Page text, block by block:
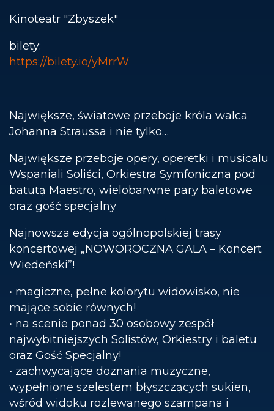
Kinoteatr "Zbyszek"
bilety:
https://bilety.io/yMrrW
Największe, światowe przeboje króla walca
Johanna Straussa i nie tylko…
Największe przeboje opery, operetki i musicalu
Wspaniali Soliści, Orkiestra Symfoniczna pod
batutą Maestro, wielobarwne pary baletowe
oraz gość specjalny
Najnowsza edycja ogólnopolskiej trasy
koncertowej „NOWOROCZNA GALA – Koncert
Wiedeński”!
• magiczne, pełne kolorytu widowisko, nie
mające sobie równych!
• na scenie ponad 30 osobowy zespół
najwybitniejszych Solistów, Orkiestry i baletu
oraz Gość Specjalny!
• zachwycające doznania muzyczne,
wypełnione szelestem błyszczących sukien,
wśród widoku rozlewanego szampana i